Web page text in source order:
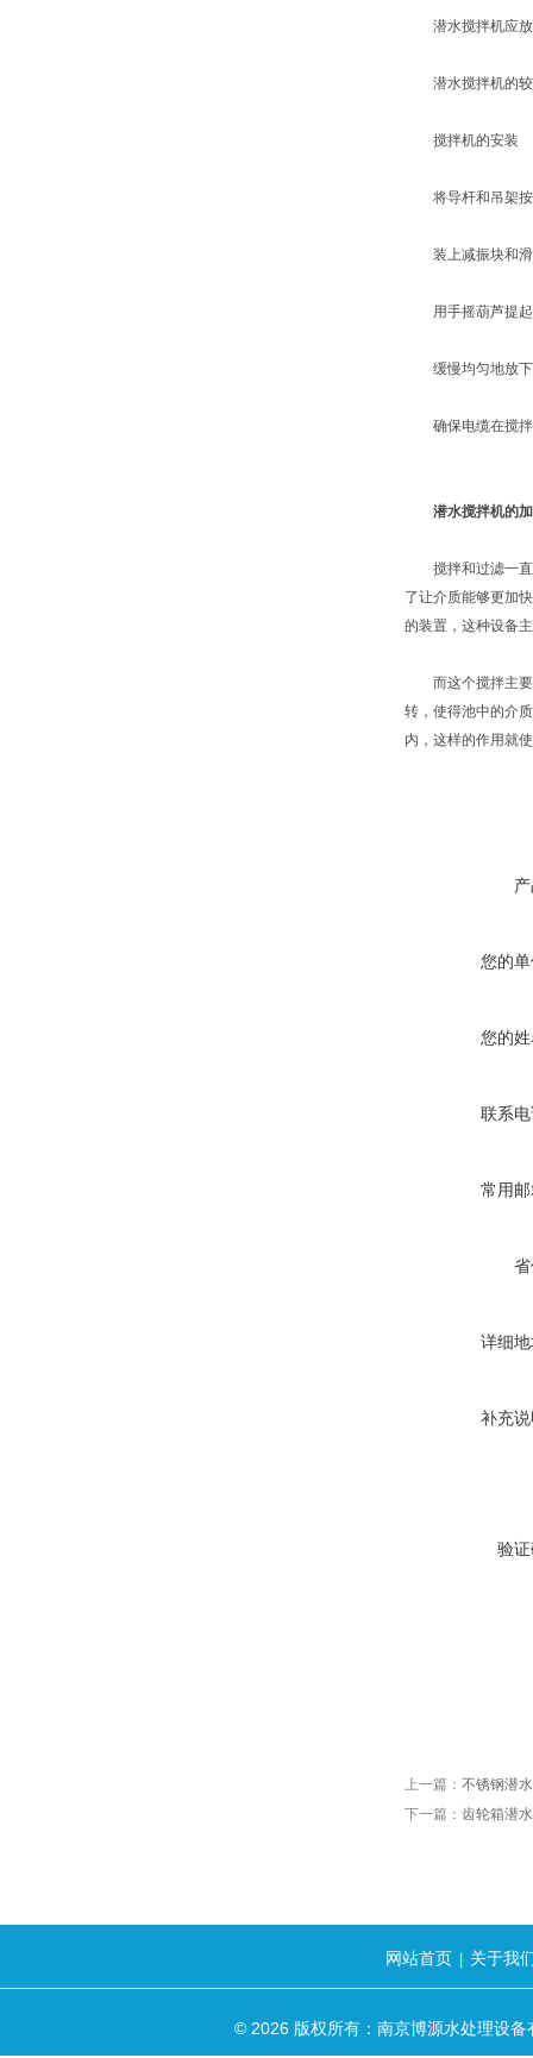
潜水搅拌机应放
潜水搅拌机的较
搅拌机的安装
将导杆和吊架按
装上减振块和滑
用手摇葫芦提起
缓慢均匀地放下
确保电缆在搅拌
潜水搅拌机的
搅拌和过滤一直
了让介质能够更加
的装置，这种设备
而这个搅拌主要
转，使得池中的介
内，这样的作用就
您的
您的
联系
常用
详细
补充
验
上一篇： 不锈钢潜
下一篇： 齿轮箱潜
网站首页 关于我
© 2026 版权所有：南京博源水处理设